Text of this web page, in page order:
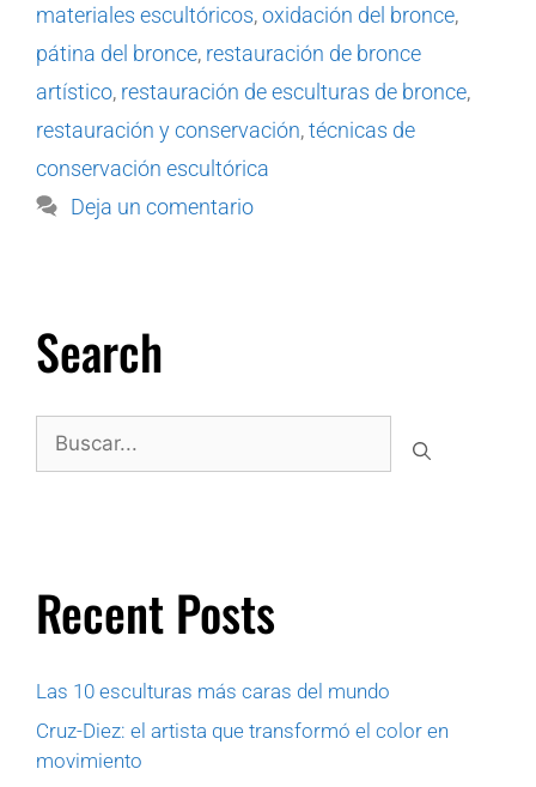
materiales escultóricos,oxidación del bronce,
pátina del bronce, restauración de bronce
artístico, restauración de esculturas de bronce,
restauración y conservación,técnicas de
conservación escultórica
Deja un comentario
Search
Recent Posts
Las 10 esculturas más caras del mundo
Cruz-Diez: el artista que transformó el color en
movimiento